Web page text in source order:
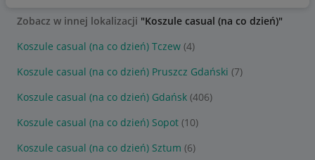
Zobacz w innej lokalizacji "Koszule casual (na co dzień)"
Koszule casual (na co dzień) Tczew (4)
Koszule casual (na co dzień) Pruszcz Gdański (7)
Koszule casual (na co dzień) Gdańsk (406)
Koszule casual (na co dzień) Sopot (10)
Koszule casual (na co dzień) Sztum (6)